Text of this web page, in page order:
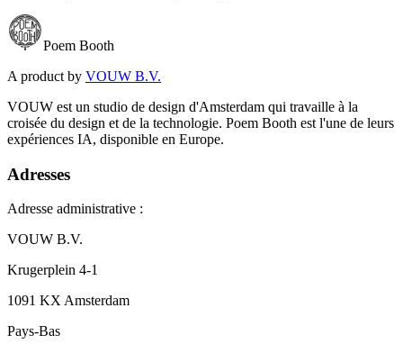
Poem Booth
A product by VOUW B.V.
VOUW est un studio de design d'Amsterdam qui travaille à la
croisée du design et de la technologie. Poem Booth est l'une de leurs
expériences IA, disponible en Europe.
Adresses
Adresse administrative :
VOUW B.V.
Krugerplein 4-1
1091 KX Amsterdam
Pays-Bas